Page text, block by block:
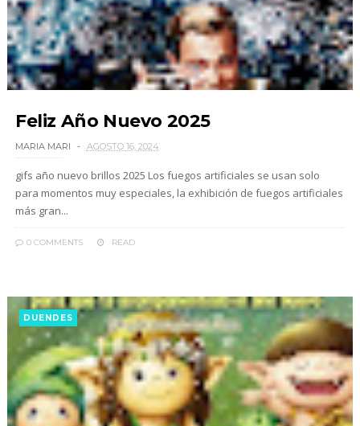
Feliz Año Nuevo 2025
MARIA MARI AGOSTO 16, 2024
gifs año nuevo brillos 2025 Los fuegos artificiales se usan solo
para momentos muy especiales, la exhibición de fuegos artificiales
más gran...
0 COMMENTS READ
DUENDES